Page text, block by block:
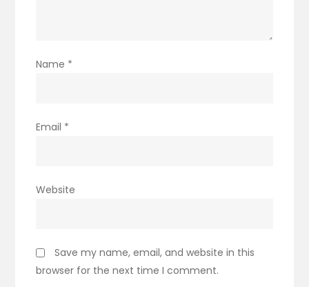
Name *
Email *
Website
Save my name, email, and website in this
browser for the next time I comment.